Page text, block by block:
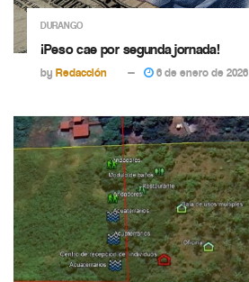
DURANGO
¡Peso cae por segunda jornada!
by Redacción 6 de enero de 2026